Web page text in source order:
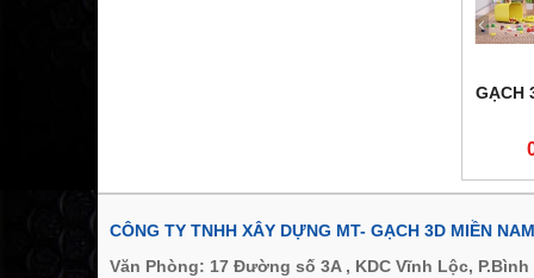
GẠCH
CÔNG TY TNHH XÂY DỰNG MT- GẠCH 3D MIỀN NAM
Văn Phòng: 17 Đường số 3A , KDC Vĩnh Lộc,